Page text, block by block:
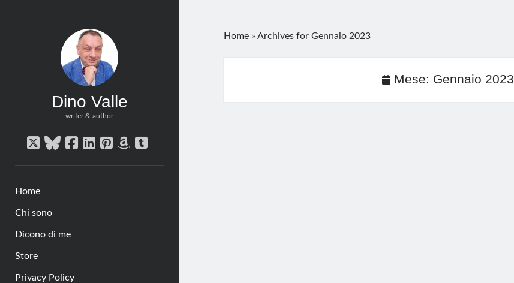
Dino Valle
writer & author
twitterbluesky
facebook
linkedin
pinterest
amazon
tumblr
Home
Chi sono
Dicono di me
Store
Privacy Policy
Home »Archives for Gennaio 2023
Mese: Gennaio 2023